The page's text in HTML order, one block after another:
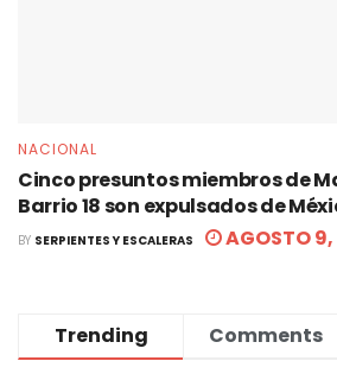
NACIONAL
Cinco presuntos miembros de
Barrio 18 son expulsados de
BY SERPIENTES Y ESCALERAS AGOSTO
Trending Comments